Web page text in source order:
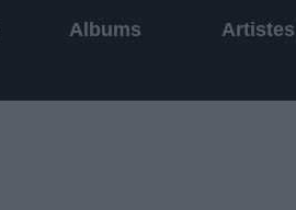
Albums Artistes